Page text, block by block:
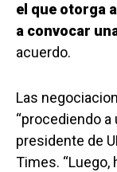
el que otorga
a convocar
acuerdo.
Las
“procediendo a
presidente de
Times. “Luego,